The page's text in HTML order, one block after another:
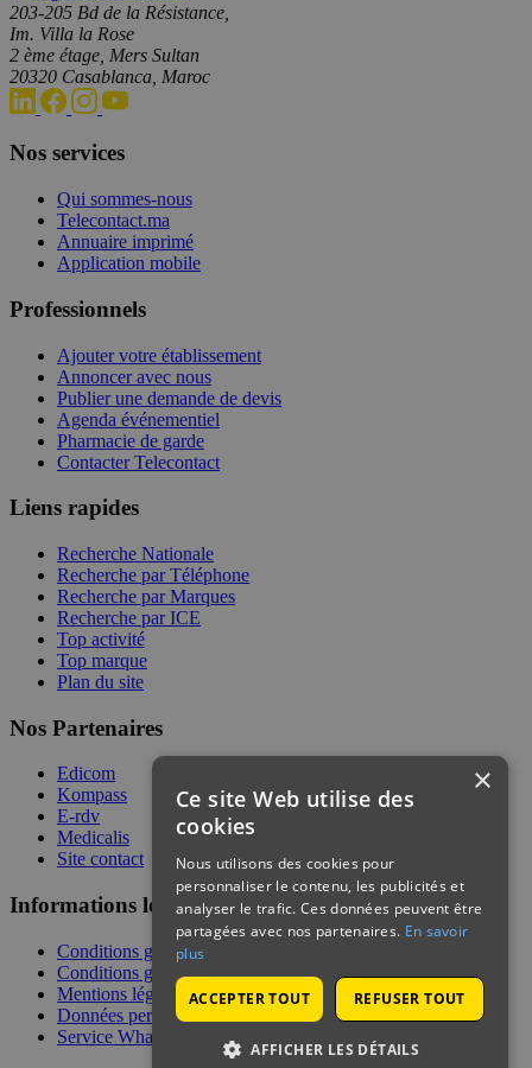
203-205 Bd de la Résistance,
Im. Villa la Rose
2 ème étage, Mers Sultan
20320 Casablanca, Maroc
Nos services
Qui sommes-nous
Telecontact.ma
Annuaire imprimé
Application mobile
Professionnels
Ajouter votre établissement
Annoncer avec nous
Publier une demande de devis
Agenda événementiel
Pharmacie de garde
Contacter Telecontact
Liens rapides
Recherche Nationale
Recherche par Téléphone
Recherche par Marques
Recherche par ICE
Top activité
Top marque
Plan du site
Nos Partenaires
Edicom
Kompass
E-rdv
Medicalis
Site contact
Informations légales
Conditions générales de services
Conditions générales de vente
Mentions légales
Données personnelles
Service WhatsApp
×
Ce site Web utilise des
cookies
Nous utilisons des cookies pour
personnaliser le contenu, les publicités et
analyser le trafic. Ces données peuvent être
partagées avec nos partenaires. En savoir
plus
ACCEPTER TOUT REFUSER TOUT
AFFICHER LES DÉTAILS